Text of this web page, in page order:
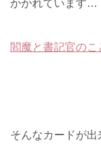
かかれています…
閻魔と書記官の
そんなカードが出